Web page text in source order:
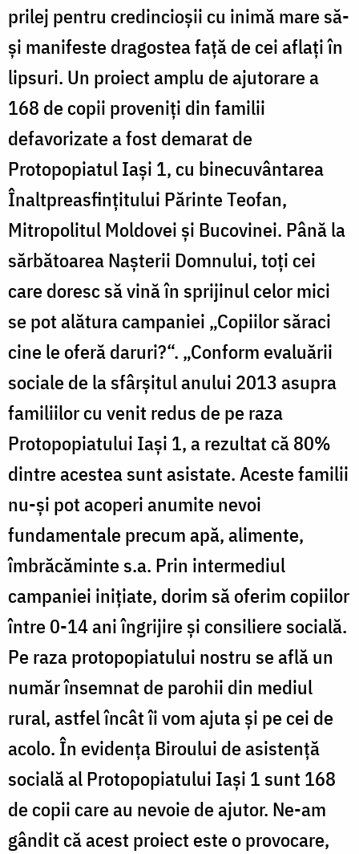
prilej pentru credincioşii cu inimă mare să-
şi manifeste dragostea faţă de cei aflaţi în
lipsuri. Un proiect amplu de ajutorare a
168 de copii proveniţi din familii
defavorizate a fost demarat de
Protopopiatul Iaşi 1, cu binecuvântarea
Înaltpreasfinţitului Părinte Teofan,
Mitropolitul Moldovei şi Bucovinei. Până la
sărbătoarea Naşterii Domnului, toţi cei
care doresc să vină în sprijinul celor mici
se pot alătura campaniei „Copiilor săraci
cine le oferă daruri?“. „Conform evaluării
sociale de la sfârşitul anului 2013 asupra
familiilor cu venit redus de pe raza
Protopopiatului Iaşi 1, a rezultat că 80%
dintre acestea sunt asistate. Aceste familii
nu-şi pot acoperi anumite nevoi
fundamentale precum apă, alimente,
îmbrăcăminte s.a. Prin intermediul
campaniei iniţiate, dorim să oferim copiilor
între 0-14 ani îngrijire şi consiliere socială.
Pe raza protopopiatului nostru se află un
număr însemnat de parohii din mediul
rural, astfel încât îi vom ajuta şi pe cei de
acolo. În evidenţa Biroului de asistenţă
socială al Protopopiatului Iaşi 1 sunt 168
de copii care au nevoie de ajutor. Ne-am
gândit că acest proiect este o provocare,